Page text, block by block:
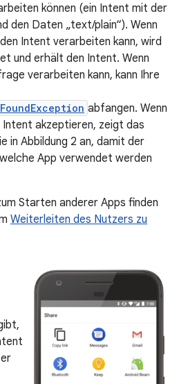
können (ein Intent mit der
den Daten „text/plain“). Wenn
Intent verarbeiten kann, wird
und erhält den Intent. Wenn
verarbeiten kann, kann Ihre
abfangen. Wenn
akzeptieren, zeigt das
in Abbildung 2 an, damit der
App verwendet werden
Starten anderer Apps finden
Weiterleiten des Nutzers zu